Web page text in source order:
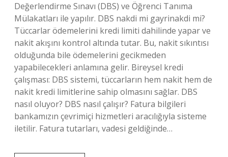
Değerlendirme Sınavı (DBS) ve Öğrenci Tanıma
Mülakatları ile yapılır. DBS nakdi mi gayrinakdi mi?
Tüccarlar ödemelerini kredi limiti dahilinde yapar ve
nakit akışını kontrol altında tutar. Bu, nakit sıkıntısı
olduğunda bile ödemelerini gecikmeden
yapabilecekleri anlamına gelir. Bireysel kredi
çalışması: DBS sistemi, tüccarların hem nakit hem de
nakit kredi limitlerine sahip olmasını sağlar. DBS
nasıl oluyor? DBS nasıl çalışır? Fatura bilgileri
bankamızın çevrimiçi hizmetleri aracılığıyla sisteme
iletilir. Fatura tutarları, vadesi geldiğinde…